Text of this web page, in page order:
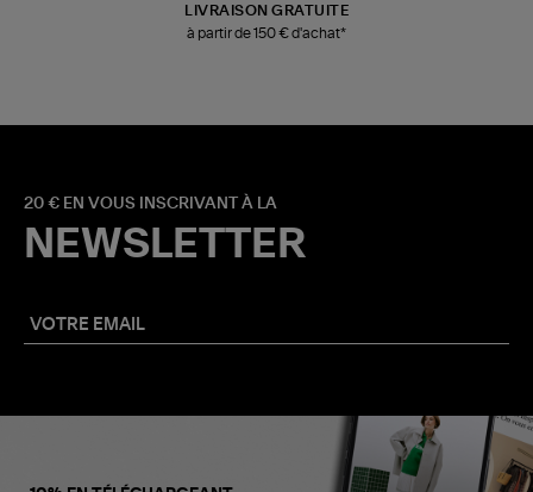
LIVRAISON GRATUITE
à partir de 150 € d'achat*
20 € EN VOUS INSCRIVANT À LA
NEWSLETTER